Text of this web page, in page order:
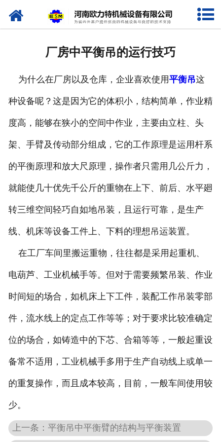
网站首页
企业相册
资质荣誉
联系我们
厂房中平衡吊的运行技巧
为什么在厂房以及仓库，企业喜欢使用平衡吊这
种设备呢？这是因为它的体积小，结构简单，作业精
度高，能够在狭小的空间中作业，主要由立柱、头
架、手臂及传动部分组成，它的工作原理是运用杆系
的平衡原理和放大尺原理，操作者只需用几公斤力，
就能使几十优先千公斤的重物在上下、前后、水平廻
转三维空间轻巧自如地吊装，且运行可靠，是生产
线、机床等设备工件上、下料的理想吊运装置。
在工厂车间里搬运重物，往往都是采用起重机、
电葫芦、工业机械手等。但对于需要频繁吊装、作业
时间短的场合，如机床上下工件，装配工作吊装零部
件，流水线上的定点工作等等；对于要求比较准确定
位的场合，如铸造中的下芯、合箱等等，一般起重设
备常不适用，工业机械手多用于生产自动线上或单一
的重复操作，而且成本较高，目前，一般车间使用较
少。
上一条：平衡吊中平衡臂的结构与平衡装置